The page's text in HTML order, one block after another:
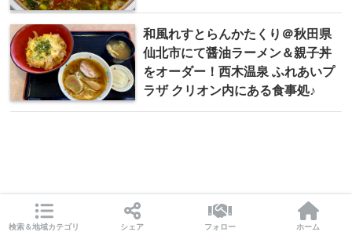
和風れすとらんかたくり＠秋田県
仙北市にて醤油ラーメン＆親子丼
をオーダー！西木温泉 ふれあいプ
ラザ クリオン内にある食事処♪
検索＆地域カテゴリ シェア フォロー ホーム